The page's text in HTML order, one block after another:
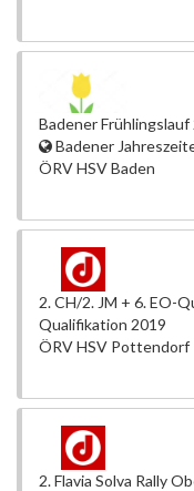
Badener Frühlingslauf
Badener
ÖRV HSV Baden
2. CH/2. JM + 6. EO-
Qualifikation 2019
ÖRV HSV Pottendorf
2. Flavia Solva Rally